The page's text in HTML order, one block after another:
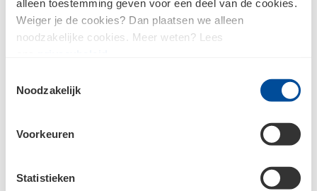
alleen toestemming geven voor een deel van de cookies.
Weiger je de cookies? Dan plaatsen we alleen
noodzakelijke cookies. Meer weten? Lees
Noodzakelijk
Voorkeuren
Statistieken
We zijn live! 🎉
Bouwcenter Gruter, dan zul je je eerst online moeten
Ik heb nog geen account en wil me registreren